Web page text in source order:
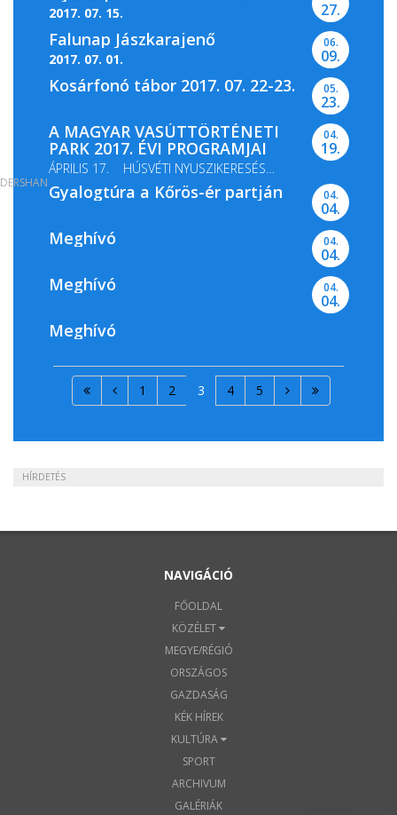
2017. 07. 15. 27.
Falunap Jászkarajenő
2017. 07. 01.
06.
09.
Kosárfonó tábor 2017. 07. 22-23. 05.
23.
A MAGYAR VASÚTTÖRTÉNETI
PARK 2017. ÉVI PROGRAMJAI
ÁPRILIS 17. HÚSVÉTI NYUSZIKERESÉS
MÁJUS 13-14. GŐZMOZDONY...
04.
19.
Gyalogtúra a Kőrös-ér partján 04.
04.
Meghívó 04.
04.
Meghívó 04.
04.
Meghívó
1 2 3 4 5
HÍRDETÉS
NAVIGÁCIÓ
FŐOLDAL
KÖZÉLET
MEGYE/RÉGIÓ
ORSZÁGOS
GAZDASÁG
KÉK HÍREK
KULTÚRA
SPORT
ARCHIVUM
GALÉRIÁK
DERSHAN